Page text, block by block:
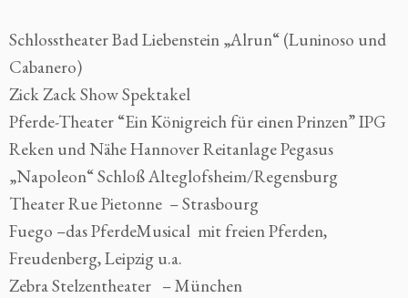
Schlosstheater Bad Liebenstein „Alrun“ (Luninoso und
Cabanero)
Zick Zack Show Spektakel
Pferde-Theater “Ein Königreich für einen Prinzen” IPG
Reken und Nähe Hannover Reitanlage Pegasus
„Napoleon“ Schloß Alteglofsheim/Regensburg
Theater Rue Pietonne – Strasbourg
Fuego –das PferdeMusical mit freien Pferden,
Freudenberg, Leipzig u.a.
Zebra Stelzentheater – München